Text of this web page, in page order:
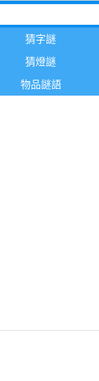
猜字謎
猜燈謎
物品謎語